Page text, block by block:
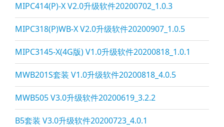
MIPC414(P)-X V2.0升级软件20200702_1.0.3
MIPC318(P)WB-X V2.0升级软件20200907_1.0.5
MIPC3145-X(4G版) V1.0升级软件20200818_1.0.1
MWB201S套装 V1.0升级软件20200818_4.0.5
MWB505 V3.0升级软件20200619_3.2.2
B5套装 V3.0升级软件20200723_4.0.1